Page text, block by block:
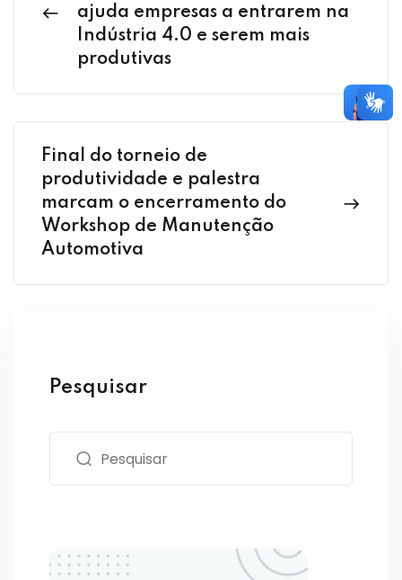
ajuda empresas a entrarem na
Indústria 4.0 e serem mais
produtivas
Final do torneio de
produtividade e palestra
marcam o encerramento do
Workshop de Manutenção
Automotiva
Pesquisar